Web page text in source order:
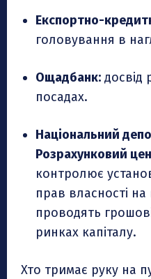
Експортно-
головування в
Ощадбанк: досвід
посадах.
Національний
Розрахунковий
контролює
прав власності на
проводять
ринках капіталу.
Хто тримає руку на